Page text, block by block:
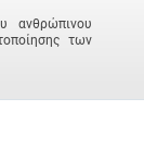
ανθρώπινου
των